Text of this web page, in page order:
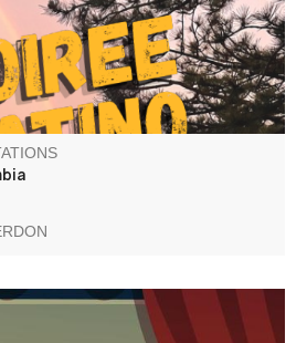
propose 2 séances : à 18h30